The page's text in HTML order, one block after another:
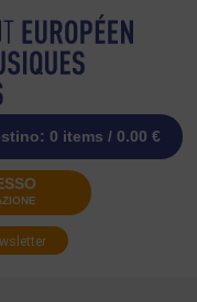
0 items / 0.00 €